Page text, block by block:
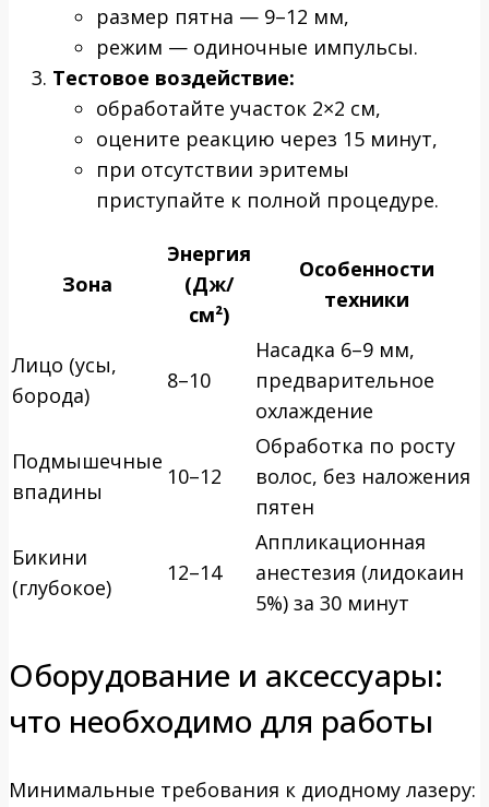
размер пятна — 9–12 мм,
режим — одиночные импульсы.
Тестовое воздействие:
обработайте участок 2×2 см,
оцените реакцию через 15 минут,
при отсутствии эритемы
приступайте к полной процедуре.
Зона
Энергия
(Дж/
см²)
Особенности
техники
Лицо (усы,
борода)
8–10
Насадка 6–9 мм,
предварительное
охлаждение
Подмышечные
впадины
10–12
Обработка по росту
волос, без наложения
пятен
Бикини
(глубокое)
12–14
Аппликационная
анестезия (лидокаин
5%) за 30 минут
Оборудование и аксессуары:
что необходимо для работы
Минимальные требования к диодному лазеру: